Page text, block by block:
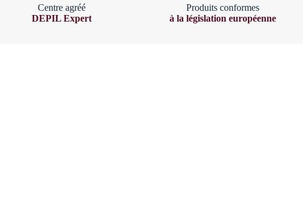
Centre agréé
DEPIL Expert
Produits conformes
à la législation européenne